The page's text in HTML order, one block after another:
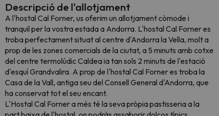
Descripció de l'allotjament
A l'hostal Cal Forner, us oferim un allotjament còmode i
tranquil per la vostra estada a Andorra. L'hostal Cal Forner es
troba perfectament situat al centre d'Andorra la Vella, molt a
prop de les zones comercials de la ciutat, a 5 minuts amb cotxe
del centre termolúdic Caldea ia tan sols 2 minuts de l'estació
d'esquí Grandvalira. A prop de l'hostal Cal Forner es troba la
Casa de la Vall, antiga seu del Consell General d'Andorra, que
ha conservat tot el seu encant.
L'Hostal Cal Forner a més té la seva pròpia pastisseria a la